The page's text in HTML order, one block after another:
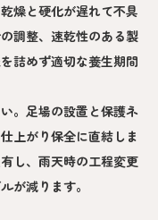
燥と硬化が遅れて不具
調整、速乾性のある製
詰めず適切な養生期間
。足場の設置と保護ネ
上がり保全に直結しま
し、雨天時の工程変更
が減ります。